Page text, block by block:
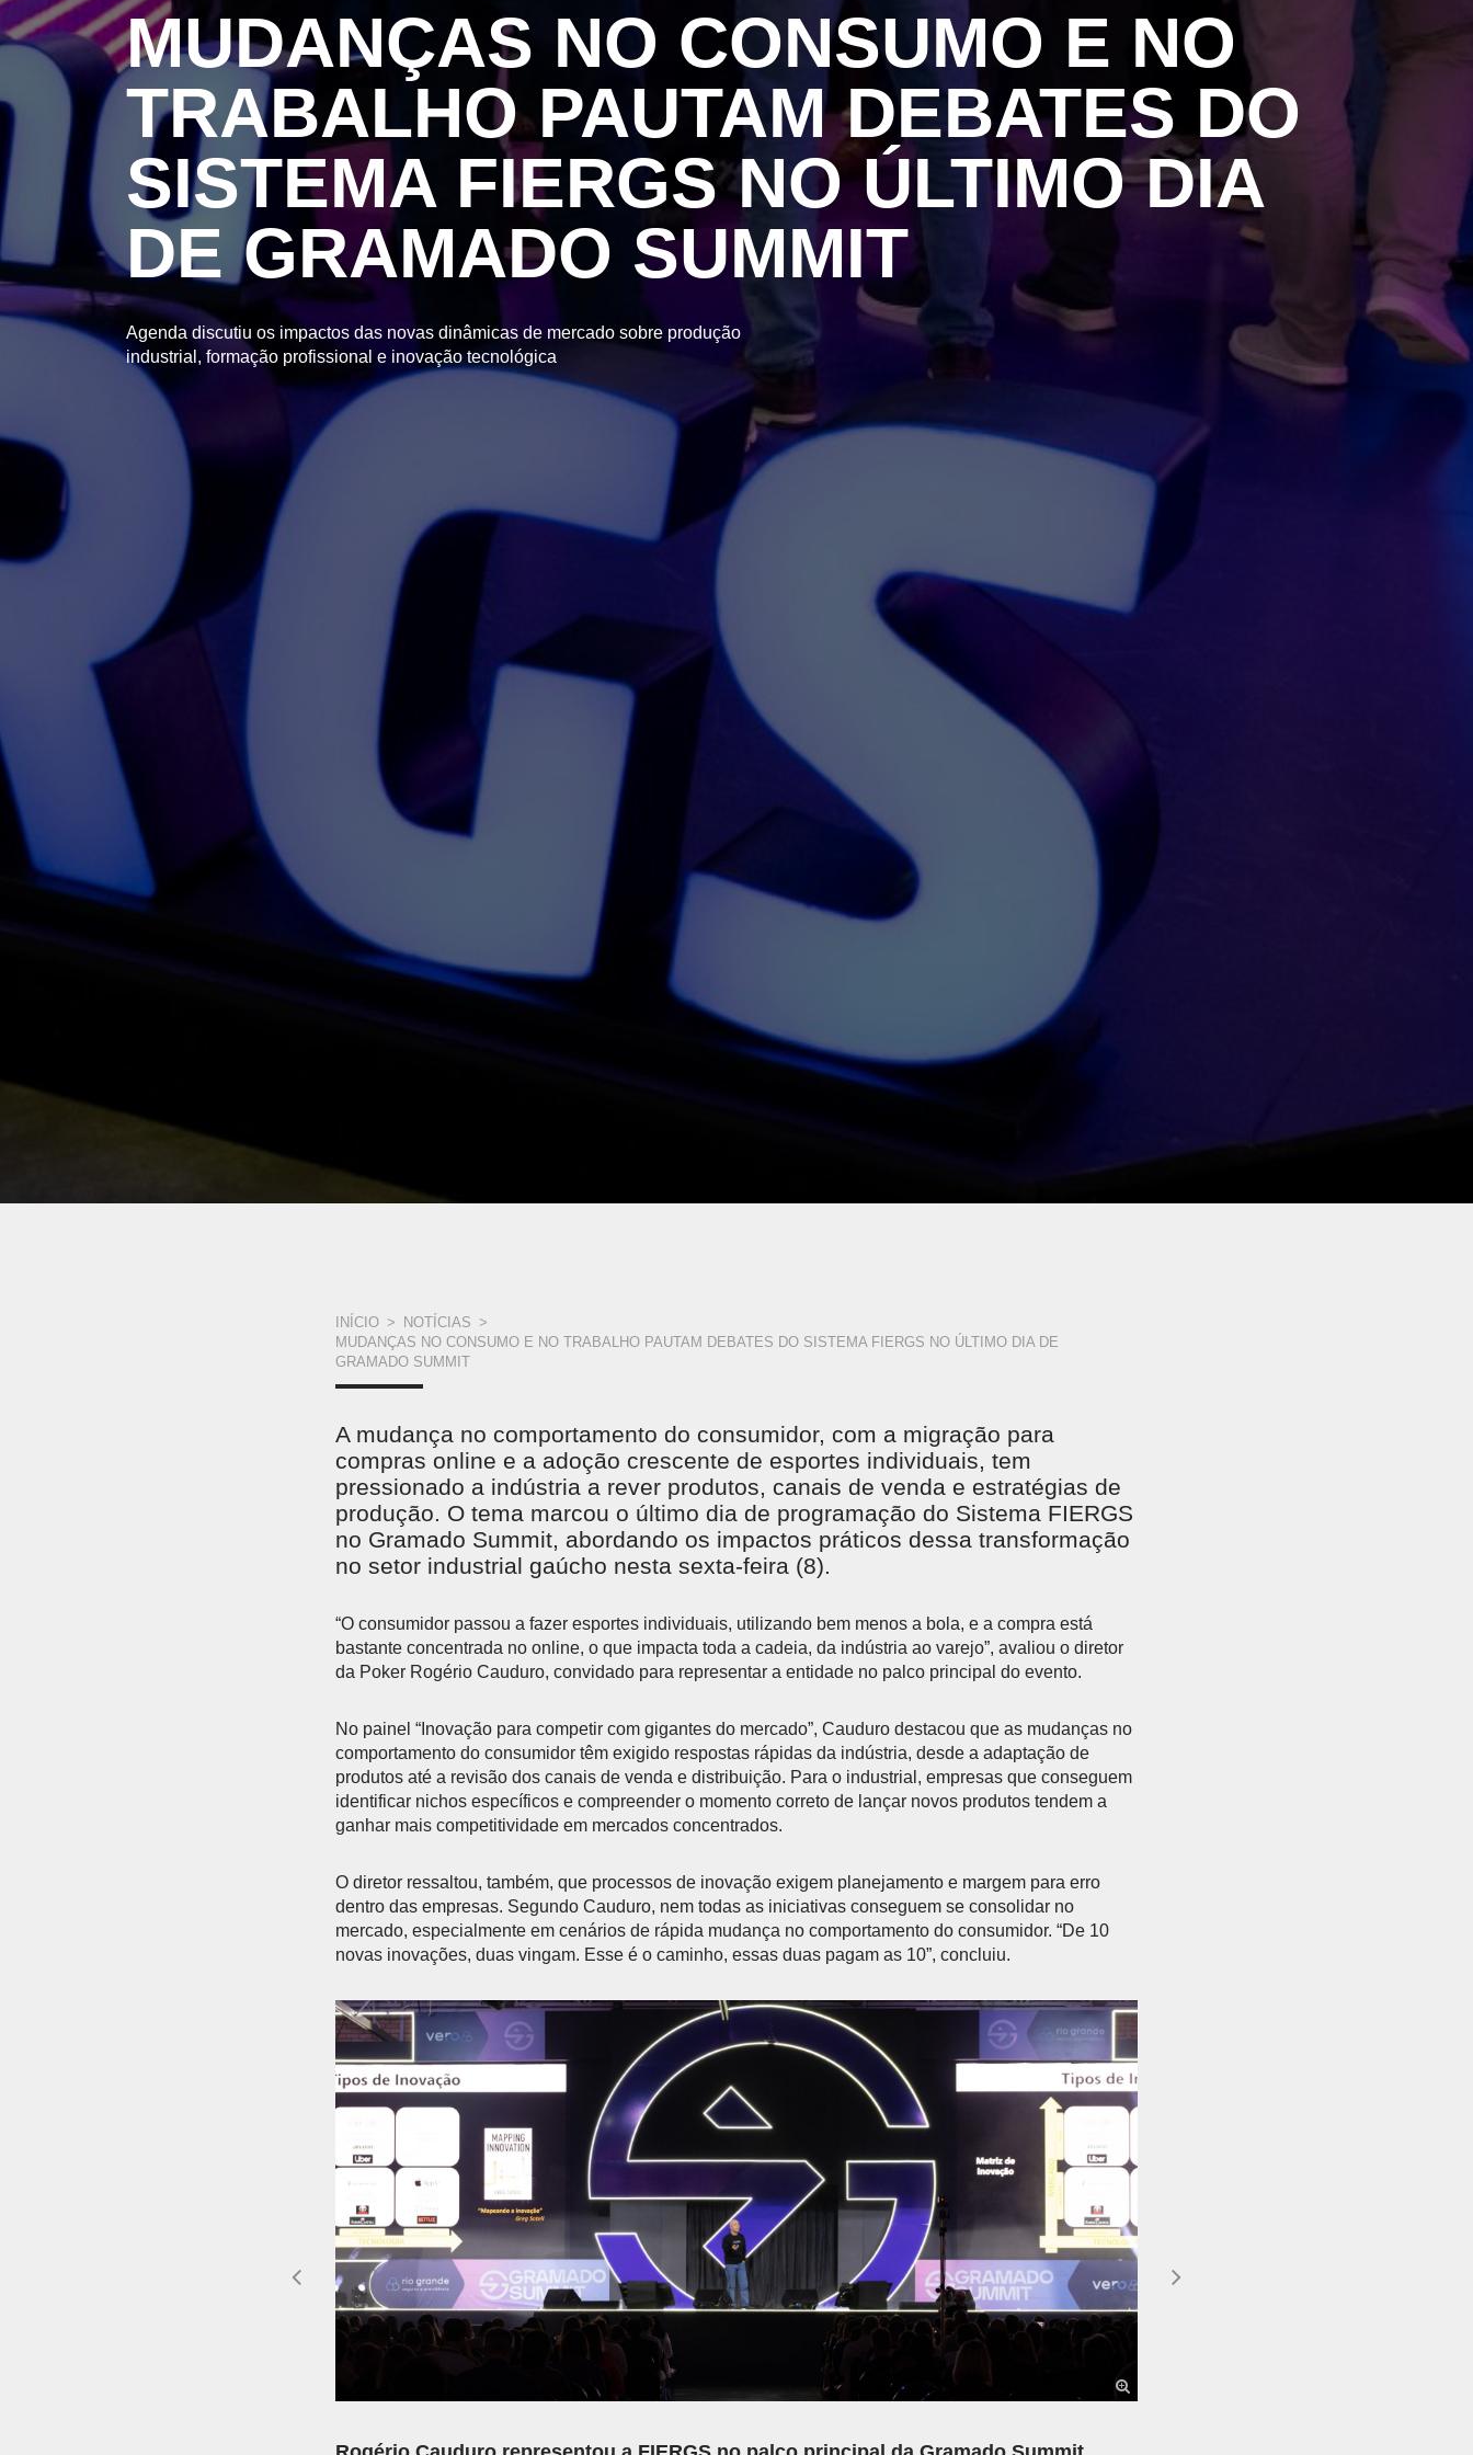
MUDANÇAS NO CONSUMO E NO
TRABALHO PAUTAM DEBATES DO
SISTEMA FIERGS NO ÚLTIMO DIA
DE GRAMADO SUMMIT
Agenda discutiu os impactos das novas dinâmicas de mercado sobre produção
industrial, formação profissional e inovação tecnológica
VOCÊ
ESTÁ
INÍCIO > NOTÍCIAS >
MUDANÇAS NO CONSUMO E NO TRABALHO PAUTAM DEBATES DO SISTEMA FIERGS NO ÚLTIMO DIA DE
GRAMADO SUMMIT
A mudança no comportamento do consumidor, com a migração para
compras online e a adoção crescente de esportes individuais, tem
pressionado a indústria a rever produtos, canais de venda e estratégias de
produção. O tema marcou o último dia de programação do Sistema FIERGS
no Gramado Summit, abordando os impactos práticos dessa transformação
no setor industrial gaúcho nesta sexta-feira (8).
“O consumidor passou a fazer esportes individuais, utilizando bem menos a bola, e a compra está
bastante concentrada no online, o que impacta toda a cadeia, da indústria ao varejo”, avaliou o diretor
da Poker Rogério Cauduro, convidado para representar a entidade no palco principal do evento.
No painel “Inovação para competir com gigantes do mercado”, Cauduro destacou que as mudanças no
comportamento do consumidor têm exigido respostas rápidas da indústria, desde a adaptação de
produtos até a revisão dos canais de venda e distribuição. Para o industrial, empresas que conseguem
identificar nichos específicos e compreender o momento correto de lançar novos produtos tendem a
ganhar mais competitividade em mercados concentrados.
O diretor ressaltou, também, que processos de inovação exigem planejamento e margem para erro
dentro das empresas. Segundo Cauduro, nem todas as iniciativas conseguem se consolidar no
mercado, especialmente em cenários de rápida mudança no comportamento do consumidor. “De 10
novas inovações, duas vingam. Esse é o caminho, essas duas pagam as 10”, concluiu.
Anterior